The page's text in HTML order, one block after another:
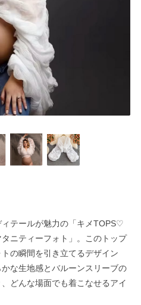
テールが魅力の「キメTOPS♡
ニティーフォト」。このトップ
の瞬間を引き立てるデザイン
な生地感とバルーンスリーブの
どんな場面でも着こなせるアイ